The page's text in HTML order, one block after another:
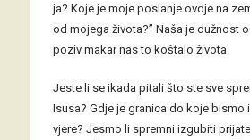
ja? Koje je moje poslanje ovdje na
od mojega života?” Naša je dužnost
poziv makar nas to koštalo života.
Jeste li se ikada pitali što ste sve
Isusa? Gdje je granica do koje bismo
vjere? Jesmo li spremni izgubiti